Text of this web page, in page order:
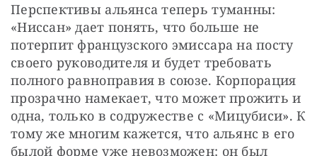
Перспективы альянса теперь туманны:
«Ниссан» дает понять, что больше не
потерпит французского эмиссара на посту
своего руководителя и будет требовать
полного равноправия в союзе. Корпорация
прозрачно намекает, что может прожить и
одна, только в содружестве с «Мицубиси». К
тому же многим кажется, что альянс в его
былой форме уже невозможен: он был